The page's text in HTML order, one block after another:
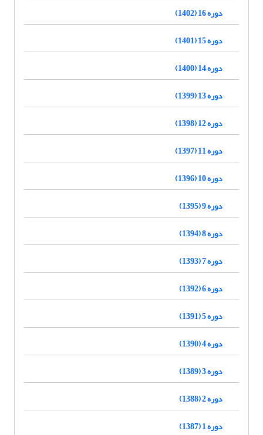
دوره 16 (1402)
دوره 15 (1401)
دوره 14 (1400)
دوره 13 (1399)
دوره 12 (1398)
دوره 11 (1397)
دوره 10 (1396)
دوره 9 (1395)
دوره 8 (1394)
دوره 7 (1393)
دوره 6 (1392)
دوره 5 (1391)
دوره 4 (1390)
دوره 3 (1389)
دوره 2 (1388)
دوره 1 (1387)